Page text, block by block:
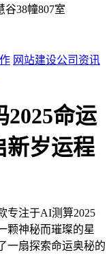
谷38幢807室
网站建设公司资讯
命运
新岁运程
专注于AI测算2025
颗神秘而璀璨的星
一扇探索命运奥秘的